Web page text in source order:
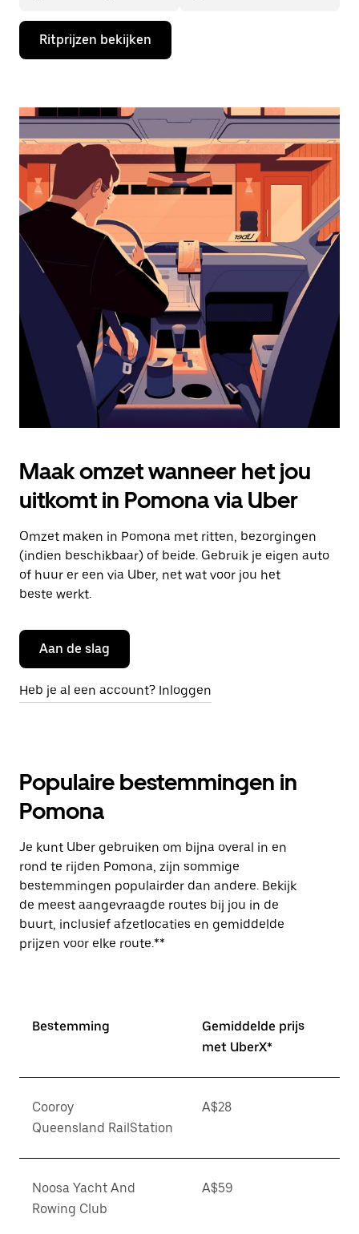
Druk
de
de
te
openen
een
datum
te
selecteren.
Druk
Escape
agenda
te
sluiten.
Ritprijzen bekijken
Maak omzet wanneer het jou
uitkomt in Pomona via Uber
Omzet maken in Pomona met ritten, bezorgingen
(indien beschikbaar) of beide. Gebruik je eigen auto
of huur er een via Uber, net wat voor jou het
beste werkt.
Aan de slag
Heb je al een account? Inloggen
Populaire bestemmingen in
Pomona
Je kunt Uber gebruiken om bijna overal in en
rond te rijden Pomona, zijn sommige
bestemmingen populairder dan andere. Bekijk
de meest aangevraagde routes bij jou in de
buurt, inclusief afzetlocaties en gemiddelde
prijzen voor elke route.**
Bestemming
Gemiddelde prijs
met UberX*
Cooroy
Queensland RailStation
A$28
Noosa Yacht And
Rowing Club
A$59